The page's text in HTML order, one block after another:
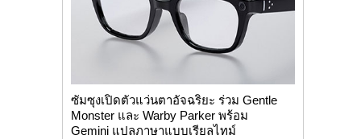
ซัมซุงเปิดตัวแว่นตาอัจฉริยะ ร่วม Gentle
Monster และ Warby Parker พร้อม
Gemini แปลภาษาแบบเรียลไทม์